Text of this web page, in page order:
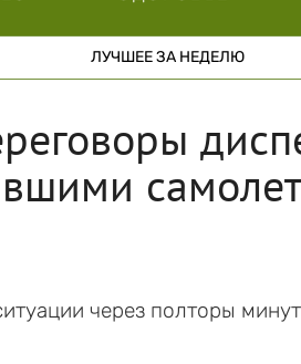
ЛУЧШЕЕ ЗА НЕДЕЛЮ
через полторы